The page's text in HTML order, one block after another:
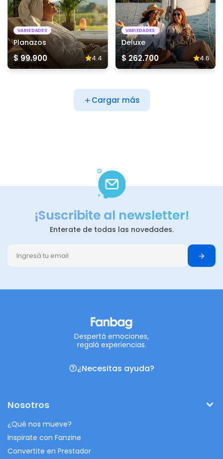
VARIEDADES
Planazos
$ 99.900 4.4
VARIEDADES
Deluxe
$ 262.700 4.6
Cargar más
¡Suscribite al newsletter!
Enterate de todas las novedades.
Despertá emociones,
regalá experiencias.
¿Necesitas ayuda?
Nosotros
¿Qué nos mueve?
Inspirate con Fanzine
Convertite en Prestador